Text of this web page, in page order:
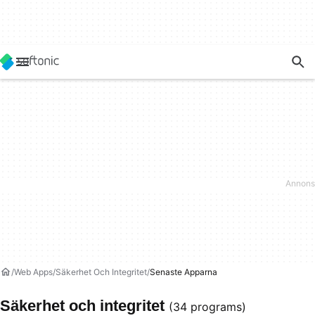
Web Apps Säkerhet Och Integritet Senaste Apparna
Säkerhet och integritet (34 programs)